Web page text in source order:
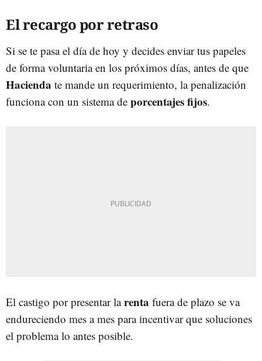
El recargo por retraso
Si se te pasa el día de hoy y decides enviar tus papeles
de forma voluntaria en los próximos días, antes de que
Hacienda te mande un requerimiento, la penalización
funciona con un sistema de porcentajes fijos.
El castigo por presentar larenta fuera de plazo se va
endureciendo mes a mes para incentivar que soluciones
el problema lo antes posible.